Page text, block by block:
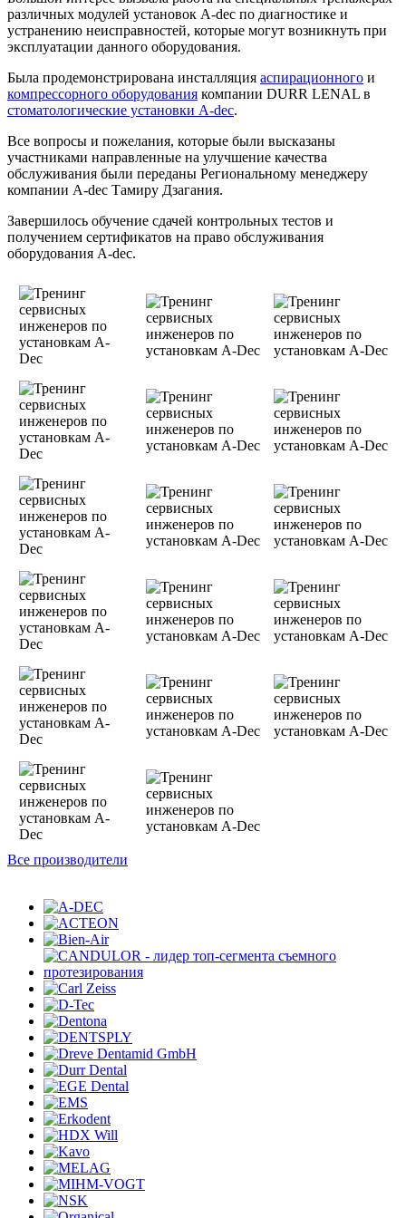
различных модулей установок A-dec по диагностике и
устранению неисправностей, которые могут возникнуть при
эксплуатации данного оборудования.
Была продемонстрирована инсталляция аспирационного и
компрессорного оборудования компании DURR LENAL в
стоматологические установки A-dec.
Все вопросы и пожелания, которые были высказаны
участниками направленные на улучшение качества
обслуживания были переданы Региональному менеджеру
компании A-dec Тамиру Дзагания.
Завершилось обучение сдачей контрольных тестов и
получением сертификатов на право обслуживания
оборудования A-dec.
Все производители